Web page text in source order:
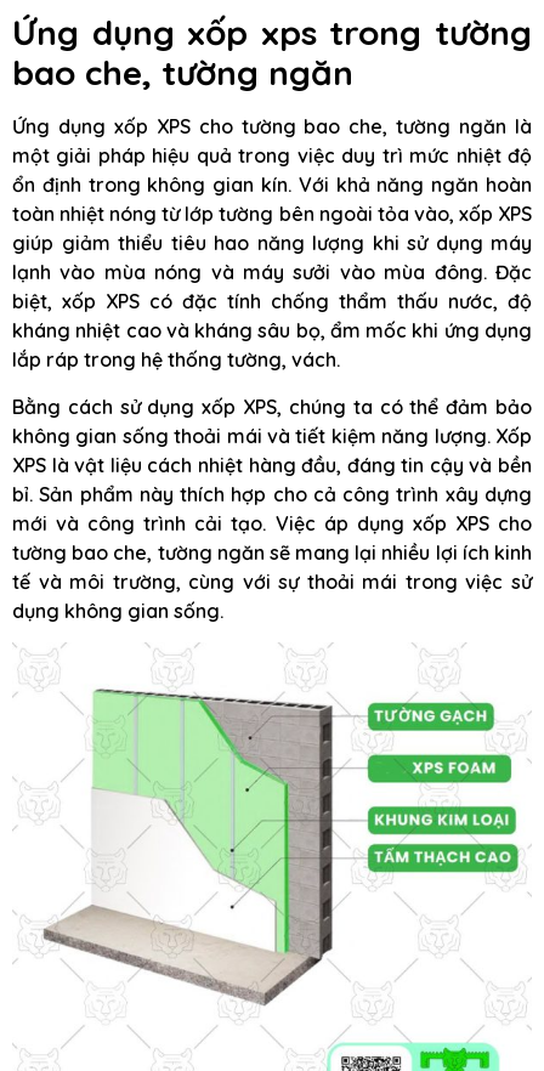
Ứng dụng xốp xps trong tường
bao che, tường ngăn
Ứng dụng xốp XPS cho tường bao che, tường ngăn là
một giải pháp hiệu quả trong việc duy trì mức nhiệt độ
ổn định trong không gian kín. Với khả năng ngăn hoàn
toàn nhiệt nóng từ lớp tường bên ngoài tỏa vào, xốp XPS
giúp giảm thiểu tiêu hao năng lượng khi sử dụng máy
lạnh vào mùa nóng và máy sưởi vào mùa đông. Đặc
biệt, xốp XPS có đặc tính chống thẩm thấu nước, độ
kháng nhiệt cao và kháng sâu bọ, ẩm mốc khi ứng dụng
lắp ráp trong hệ thống tường, vách.
Bằng cách sử dụng xốp XPS, chúng ta có thể đảm bảo
không gian sống thoải mái và tiết kiệm năng lượng. Xốp
XPS là vật liệu cách nhiệt hàng đầu, đáng tin cậy và bền
bỉ. Sản phẩm này thích hợp cho cả công trình xây dựng
mới và công trình cải tạo. Việc áp dụng xốp XPS cho
tường bao che, tường ngăn sẽ mang lại nhiều lợi ích kinh
tế và môi trường, cùng với sự thoải mái trong việc sử
dụng không gian sống.